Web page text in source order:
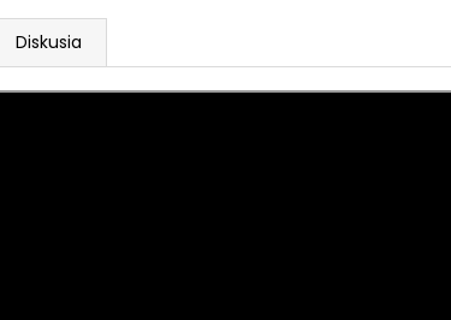
Diskusia